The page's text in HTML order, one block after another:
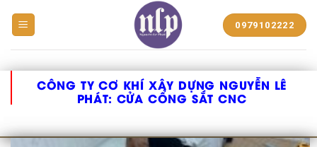
NHỰA
0979102222
CÔNG TY CƠ KHÍ XÂY DỰNG NGUYỄN LÊ
PHÁT: CỬA CỔNG SẮT CNC